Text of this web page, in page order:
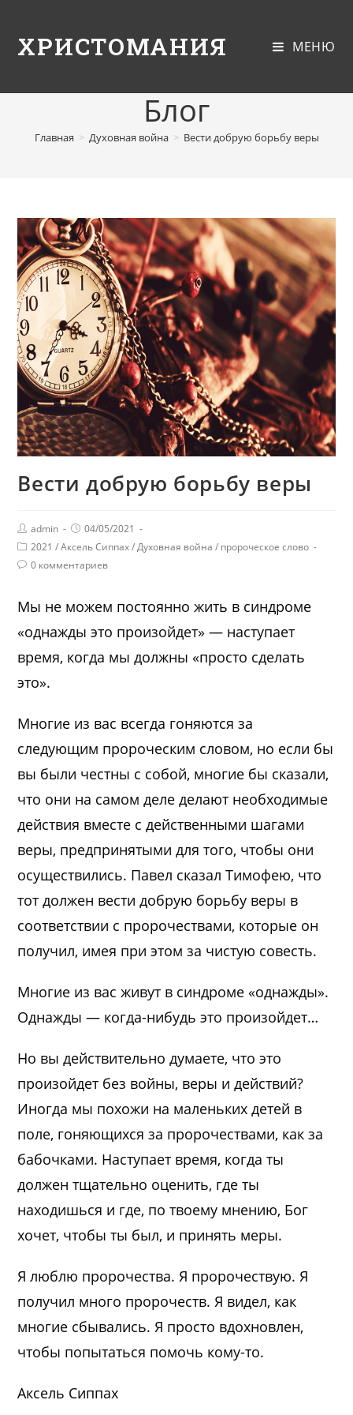
ХРИСТОМАНИЯ МЕНЮ
Блог
Главная > Духовная война > Вести добрую борьбу веры
Вести добрую борьбу веры
admin
04/05/2021
2021 / Аксель Сиппах / Духовная война / пророческое слово
0 комментариев
Мы не можем постоянно жить в синдроме
«однажды это произойдет» — наступает
время, когда мы должны «просто сделать
это».
Многие из вас всегда гоняются за
следующим пророческим словом, но если бы
вы были честны с собой, многие бы сказали,
что они на самом деле делают необходимые
действия вместе с действенными шагами
веры, предпринятыми для того, чтобы они
осуществились. Павел сказал Тимофею, что
тот должен вести добрую борьбу веры в
соответствии с пророчествами, которые он
получил, имея при этом за чистую совесть.
Многие из вас живут в синдроме «однажды».
Однажды — когда-нибудь это произойдет…
Но вы действительно думаете, что это
произойдет без войны, веры и действий?
Иногда мы похожи на маленьких детей в
поле, гоняющихся за пророчествами, как за
бабочками. Наступает время, когда ты
должен тщательно оценить, где ты
находишься и где, по твоему мнению, Бог
хочет, чтобы ты был, и принять меры.
Я люблю пророчества. Я пророчествую. Я
получил много пророчеств. Я видел, как
многие сбывались. Я просто вдохновлен,
чтобы попытаться помочь кому-то.
Аксель Сиппах